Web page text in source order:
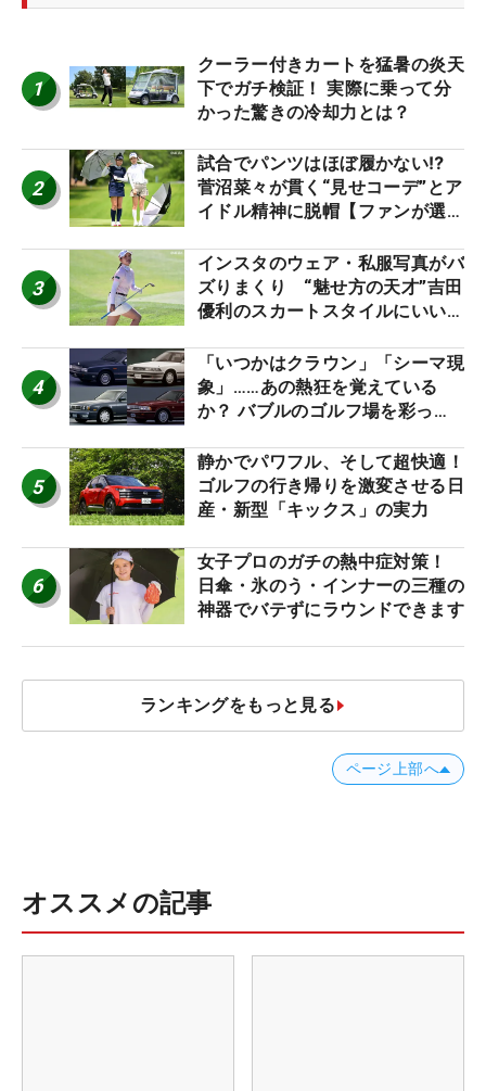
1
クーラー付きカートを猛暑の炎天
下でガチ検証！ 実際に乗って分
かった驚きの冷却力とは？
2
試合でパンツはほぼ履かない⁉
菅沼菜々が貫く“見せコーデ”とア
イドル精神に脱帽【ファンが選ぶ
3
インスタのウェア・私服写真がバ
ズりまくり “魅せ方の天才”吉田
優利のスカートスタイルにいい
4
「いつかはクラウン」「シーマ現
象」……あの熱狂を覚えている
か？ バブルのゴルフ場を彩った
5
静かでパワフル、そして超快適！
ゴルフの行き帰りを激変させる日
産・新型「キックス」の実力
6
女子プロのガチの熱中症対策！
日傘・氷のう・インナーの三種の
神器でバテずにラウンドできます
ランキングをもっと見る
ページ上部へ
オススメの記事